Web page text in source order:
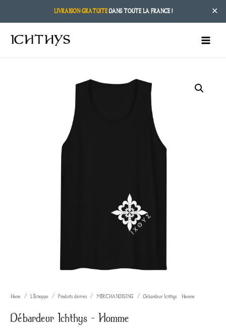
LIVRAISON GRATUITEDANS TOUTE LA FRANCE ! ✕
Home /L'Échoppe /Produits dérivés /MERCHANDISING / Débardeur Ichthys – Homme
Débardeur Ichthys – Homme